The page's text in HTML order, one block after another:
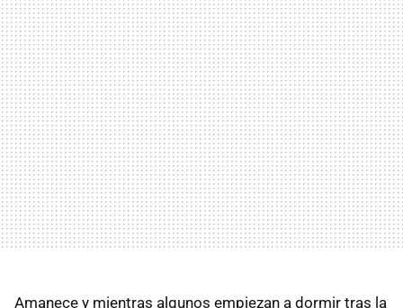
Amanece y mientras algunos empiezan a dormir tras la